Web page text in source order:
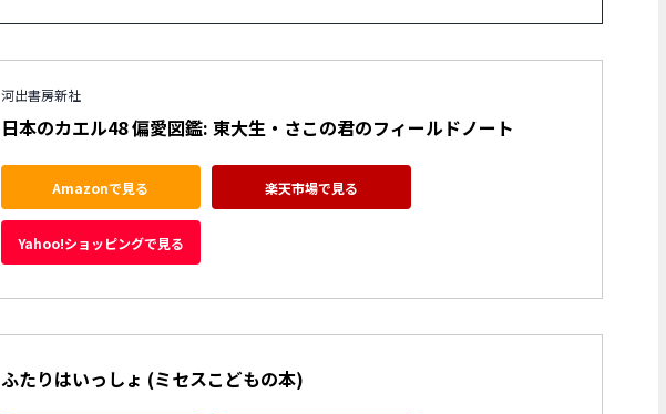
河出書房新社
日本のカエル48 偏愛図鑑: 東大生・さこの君のフィールドノート
Amazonで見る 楽天市場で見る
Yahoo!ショッピングで見る
ふたりはいっしょ (ミセスこどもの本)